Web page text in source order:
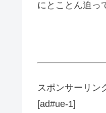
にとことん迫っ
スポンサーリン
[ad#ue-1]